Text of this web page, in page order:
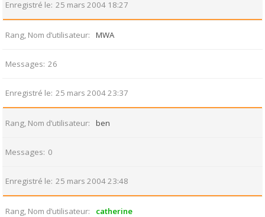
Enregistré le 25 mars 2004 18:27
Rang, Nom d’utilisateur MWA
Messages 26
Enregistré le 25 mars 2004 23:37
Rang, Nom d’utilisateur ben
Messages 0
Enregistré le 25 mars 2004 23:48
Rang, Nom d’utilisateur catherine